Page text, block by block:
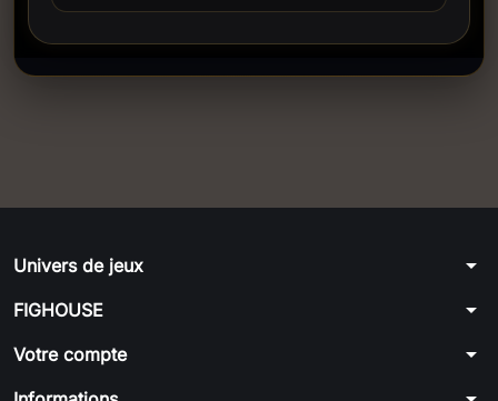
Univers de jeux arrow_drop_down
FIGHOUSE arrow_drop_down
Votre compte arrow_drop_down